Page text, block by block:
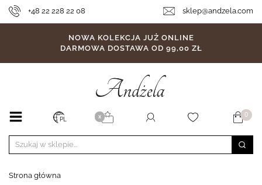
+48 22 228 22 08 sklep@andzela.com
NOWA KOLEKCJA JUŻ ONLINE
DARMOWA DOSTAWA OD 99,00 ZŁ
PL X 0
Strona główna